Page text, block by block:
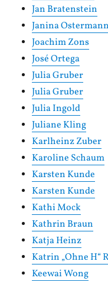
Jan Bratenstein
Janina Ostermann
Joachim Zons
José Ortega
Julia Gruber
Julia Gruber
Julia Ingold
Juliane Kling
Karlheinz Zuber
Karoline Schaum
Karsten Kunde
Karsten Kunde
Kathi Mock
Kathrin Braun
Katja Heinz
Katrin „Ohne H“
Keewai Wong